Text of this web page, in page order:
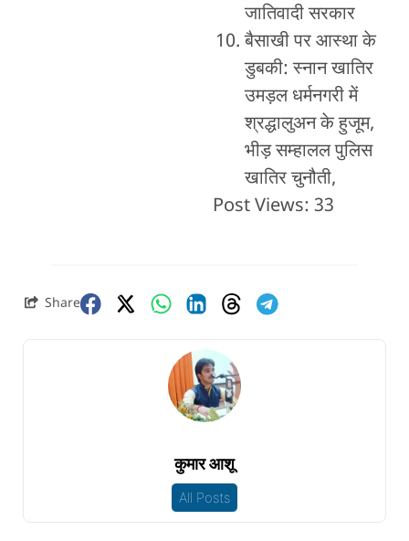
जातिवादी सरकार
बैसाखी पर आस्था के
डुबकी: स्नान खातिर
उमड़ल धर्मनगरी में
श्रद्धालुअन के हुजूम,
भीड़ सम्हालल पुलिस
खातिर चुनौती,
Post Views: 33
Share
कुमार आशू
All Posts